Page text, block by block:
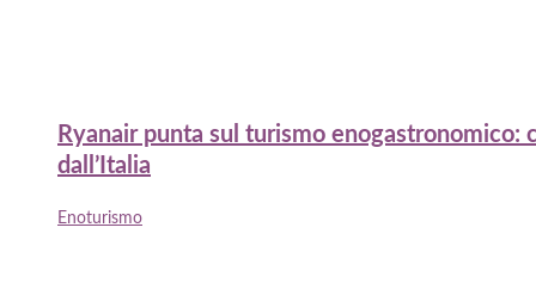
Ryanair punta sul turismo
dall’Italia
Enoturismo